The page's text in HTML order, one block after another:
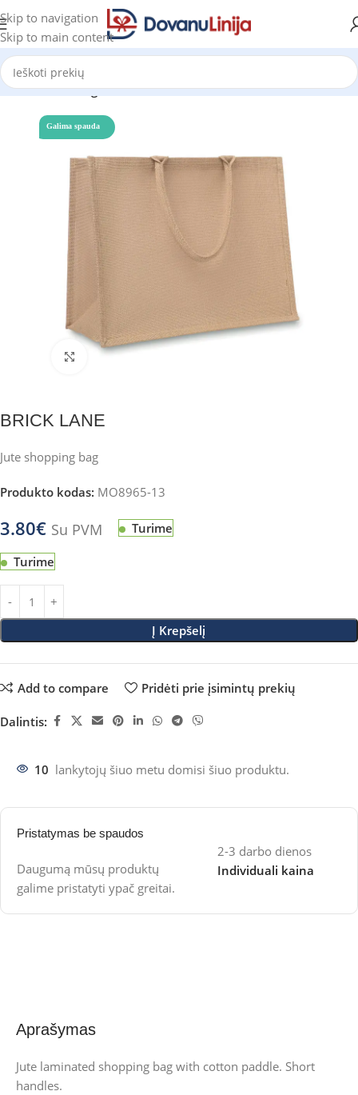
Skip to navigation
Skip to main content
Pradžia Katalogas
Galima spauda
Click to enlarge
BRICK LANE
Jute shopping bag
Produkto kodas: MO8965-13
3.80€ Su PVM Turime
Turime
Į Krepšelį
Add to compare Pridėti prie įsimintų prekių
Dalintis:
10 lankytojų šiuo metu domisi šiuo produktu.
Pristatymas be spaudos
Daugumą mūsų produktų
galime pristatyti ypač greitai.
2-3 darbo dienos
Individuali kaina
Aprašymas
Jute laminated shopping bag with cotton paddle. Short
handles.